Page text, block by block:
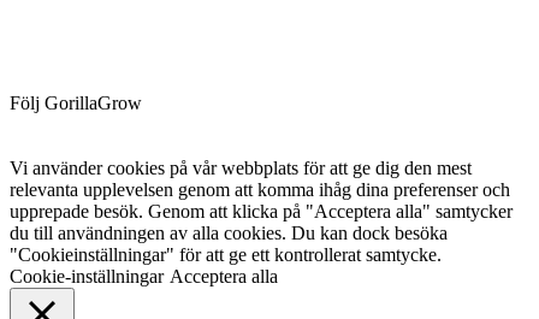
Följ GorillaGrow
Vi använder cookies på vår webbplats för att ge dig den mest
relevanta upplevelsen genom att komma ihåg dina preferenser och
upprepade besök. Genom att klicka på "Acceptera alla" samtycker
du till användningen av alla cookies. Du kan dock besöka
"Cookieinställningar" för att ge ett kontrollerat samtycke.
Cookie-inställningar Acceptera alla